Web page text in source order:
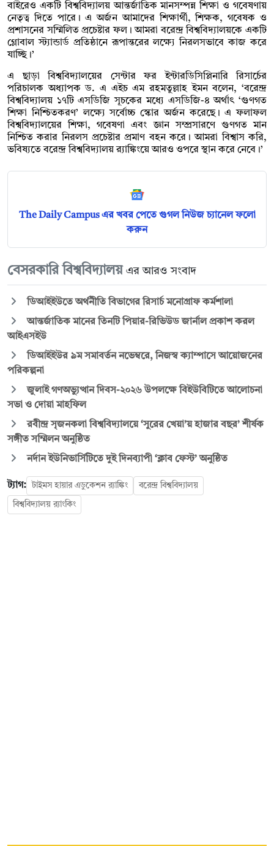
বাইরেও একটি বিশ্ববিদ্যালয় আন্তর্জাতিক মানসম্পন্ন শিক্ষা ও গবেষণায়
নেতৃত্ব দিতে পারে। এ অর্জন আমাদের শিক্ষার্থী, শিক্ষক, গবেষক ও
প্রশাসনের সম্মিলিত প্রচেষ্টার ফল। আমরা বরেন্দ্র বিশ্ববিদ্যালয়কে একটি
গ্লোবাল স্ট্যান্ডার্ড প্রতিষ্ঠানে রূপান্তরের লক্ষ্যে নিরলসভাবে কাজ করে
যাচ্ছি।’
এ ছাড়া বিশ্ববিদ্যালয়ের সেন্টার ফর ইন্টারডিসিপ্লিনারি রিসার্চের
পরিচালক অধ্যাপক ড. এ এইচ এম রহমতুল্লাহ ইমন বলেন, ‘বরেন্দ্র
বিশ্ববিদ্যালয় ১৭টি এসডিজি সূচকের মধ্যে এসডিজি-৪ অর্থাৎ ‘গুণগত
শিক্ষা নিশ্চিতকরণ’ লক্ষ্যে সর্বোচ্চ স্কোর অর্জন করেছে। এ ফলাফল
বিশ্ববিদ্যালয়ের শিক্ষা, গবেষণা এবং জ্ঞান সম্প্রসারণে গুণগত মান
নিশ্চিত করার নিরলস প্রচেষ্টার প্রমাণ বহন করে। আমরা বিশ্বাস করি,
ভবিষ্যতে বরেন্দ্র বিশ্ববিদ্যালয় র‍্যাঙ্কিংয়ে আরও ওপরে স্থান করে নেবে।’
The Daily Campus এর খবর পেতে গুগল নিউজ চ্যানেল ফলো
করুন
বেসরকারি বিশ্ববিদ্যালয় এর আরও সংবাদ
ডিআইইউতে অর্থনীতি বিভাগের রিসার্চ মনোগ্রাফ কর্মশালা
আন্তর্জাতিক মানের তিনটি পিয়ার-রিভিউড জার্নাল প্রকাশ করল
আইএসইউ
ডিআইইউর ৯ম সমাবর্তন নভেম্বরে, নিজস্ব ক্যাম্পাসে আয়োজনের
পরিকল্পনা
জুলাই গণঅভ্যুত্থান দিবস-২০২৬ উপলক্ষে বিইউবিটিতে আলোচনা
সভা ও দোয়া মাহফিল
রবীন্দ্র সৃজনকলা বিশ্ববিদ্যালয়ে ‘সুরের খেয়া’য় হাজার বছর’ শীর্ষক
সঙ্গীত সম্মিলন অনুষ্ঠিত
নর্দান ইউনিভার্সিটিতে দুই দিনব্যাপী ‘ক্লাব ফেস্ট’ অনুষ্ঠিত
ট্যাগ: টাইমস হায়ার এডুকেশন র‍্যাঙ্কিং বরেন্দ্র বিশ্ববিদ্যালয়
বিশ্ববিদ্যালয় র‌্যাংকিং